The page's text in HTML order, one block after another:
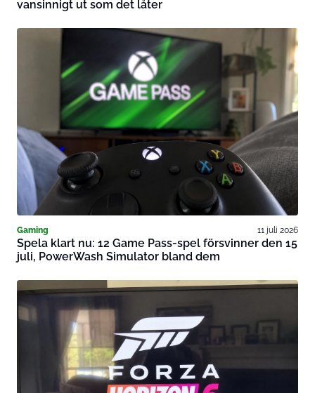
vansinnigt ut som det låter
Gaming 11 juli 2026
Spela klart nu: 12 Game Pass-spel försvinner den 15
juli, PowerWash Simulator bland dem